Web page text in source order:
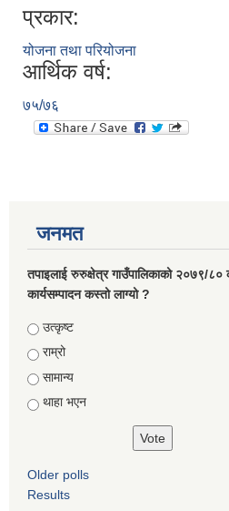
प्रकार:
योजना तथा परियोजना
आर्थिक वर्ष:
७५/७६
जनमत
तपाइलाई रुरुक्षेत्र गाउँपालिकाको २०७९/८०
कार्यसम्पादन कस्तो लाग्यो ?
Choices
उत्कृष्ट
राम्रो
सामान्य
थाहा भएन
Older polls
Results